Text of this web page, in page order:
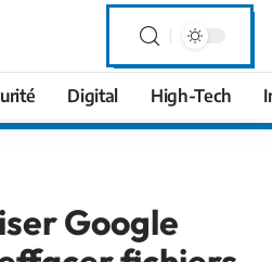
Digital High-Tech
Google